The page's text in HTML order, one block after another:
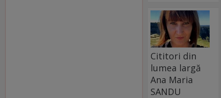
Cititori din
lumea largă
Ana Maria
SANDU